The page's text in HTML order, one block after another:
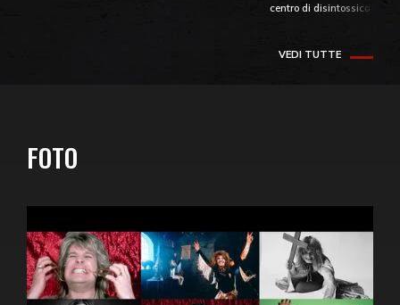
centro di
VEDI TUTTE
FOTO